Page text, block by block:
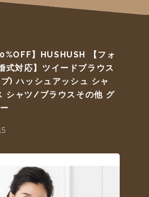
】HUSHUSH 【フォ
式対応】ツイードブラウス
) ハッシュアッシュ シャ
シャツ/ブラウスその他 グ